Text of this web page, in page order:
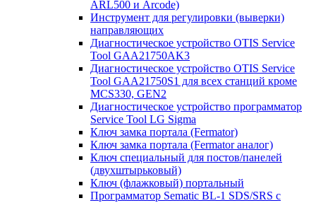
ARL500 и Arcode)
Инструмент для регулировки (выверки)
направляющих
Диагностическое устройство OTIS Service
Tool GAA21750AK3
Диагностическое устройство OTIS Service
Tool GAA21750S1 для всех станций кроме
MCS330, GEN2
Диагностическое устройство программатор
Service Tool LG Sigma
Ключ замка портала (Fermator)
Ключ замка портала (Fermator аналог)
Ключ специальный для постов/панелей
(двухштырьковый)
Ключ (флажковый) портальный
Программатор Sematic BL-1 SDS/SRS с